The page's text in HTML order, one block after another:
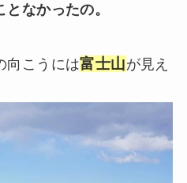
なかったの。
向こうには富士山が見え